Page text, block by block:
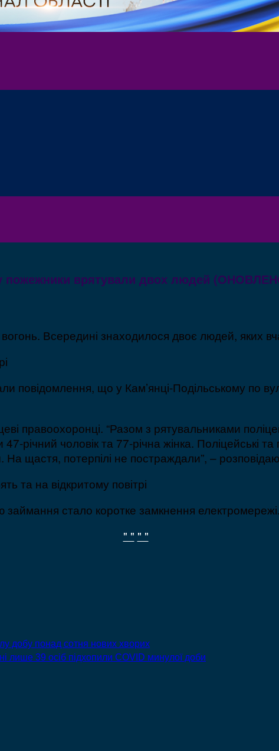
пожежники врятували двох людей
Всередині знаходилося двоє людей, яких
повідомлення, що у Кам’янці-Подільському по
правоохоронці. “Разом з рятувальниками
річний чоловік та 77-річна жінка. Поліцейські
щастя, потерпілі не постраждали”, –
стало коротке замкнення електромережі.
" " " "
добу понад сотня нових хворих
лише 39 осіб підхопили СOVID минулої доби